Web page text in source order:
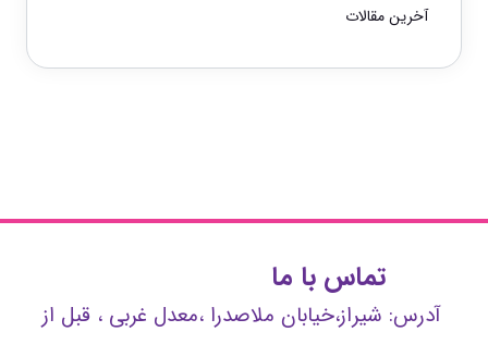
آخرین مقالات
تماس با ما
آدرس: شیراز،خیابان ملاصدرا ،معدل غربی ، قبل از